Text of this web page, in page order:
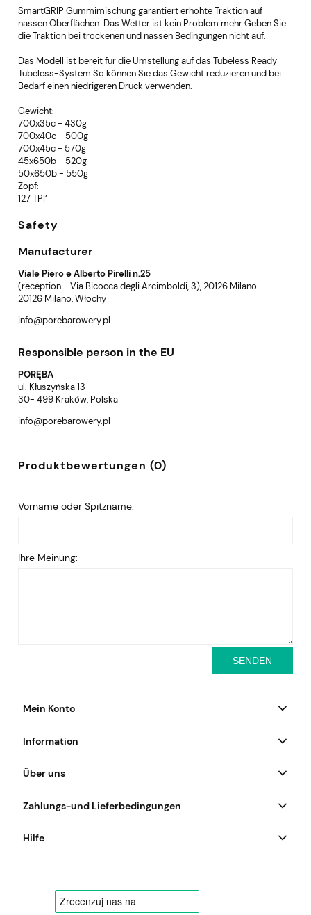
SmartGRIP Gummimischung garantiert erhöhte Traktion auf
nassen Oberflächen. Das Wetter ist kein Problem mehr Geben Sie
die Traktion bei trockenen und nassen Bedingungen nicht auf.
Das Modell ist bereit für die Umstellung auf das Tubeless Ready
Tubeless-System So können Sie das Gewicht reduzieren und bei
Bedarf einen niedrigeren Druck verwenden.
Gewicht:
700x35c - 430g
700x40c - 500g
700x45c - 570g
45x650b - 520g
50x650b - 550g
Zopf:
127 TPI‘
Safety
Manufacturer
Viale Piero e Alberto Pirelli n.25
(reception - Via Bicocca degli Arcimboldi, 3), 20126 Milano
20126 Milano, Włochy
info@porebarowery.pl
Responsible person in the EU
PORĘBA
ul. Kłuszyńska 13
30- 499 Kraków, Polska
info@porebarowery.pl
Produktbewertungen (0)
Vorname oder Spitzname:
Ihre Meinung:
SENDEN
Mein Konto
Information
Über uns
Zahlungs-und Lieferbedingungen
Hilfe